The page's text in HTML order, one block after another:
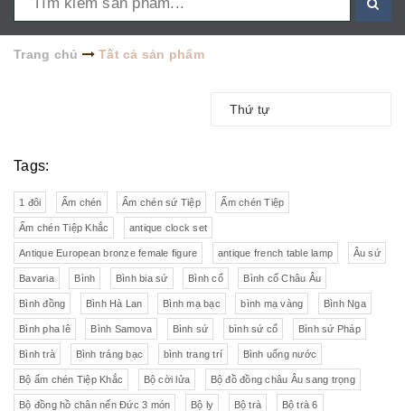
Trang chủ Tất cả sản phẩm
Thứ tự
Tags:
1 đôi Ấm chén Ấm chén sứ Tiệp Ấm chén Tiệp
Ấm chén Tiệp Khắc antique clock set
Antique European bronze female figure antique french table lamp Âu sứ
Bavaria Bình Bình bia sứ Bình cổ Bình cổ Châu Âu
Bình đồng Bình Hà Lan Bình mạ bạc bình mạ vàng Bình Nga
Bình pha lê Bình Samova Bình sứ bình sứ cổ Bình sứ Pháp
Bình trà Bình tráng bạc bình trang trí Bình uống nước
Bộ ấm chén Tiệp Khắc Bộ cời lửa Bộ đồ đồng châu Âu sang trọng
Bộ đồng hồ chân nến Đức 3 món Bộ ly Bộ trà Bộ trà 6